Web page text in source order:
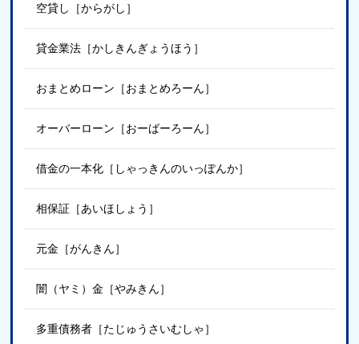
空貸し［からがし］
貸金業法［かしきんぎょうほう］
おまとめローン［おまとめろーん］
オーバーローン［おーばーろーん］
借金の一本化［しゃっきんのいっぽんか］
相保証［あいほしょう］
元金［がんきん］
闇（ヤミ）金［やみきん］
多重債務者［たじゅうさいむしゃ］